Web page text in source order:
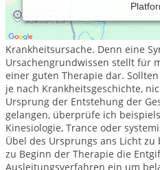
Der Schwerpunkt meiner
Schmerzfrei-Therapie für
Herzstück meiner Arbeit sehe
Krankheitsursache. Denn eine
Ursachengrundwissen stellt für
einer guten Therapie dar.
je nach Krankheitsgeschichte,
Ursprung der Entstehung der
gelangen, überprüfe ich
Kinesiologie, Trance oder
Übel des Ursprungs ans Licht
zu Beginn der Therapie die
Ausleitungsverfahren ein um